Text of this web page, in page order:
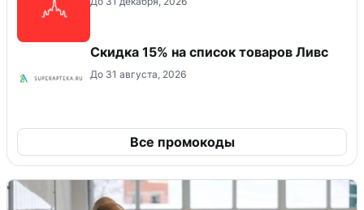
Скидка 15% на список товаров Ливс
До 31 августа, 2026
Все промокоды